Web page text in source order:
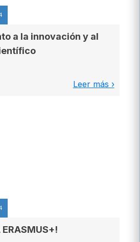
a la innovación y al
Leer más ›
ERASMUS+!